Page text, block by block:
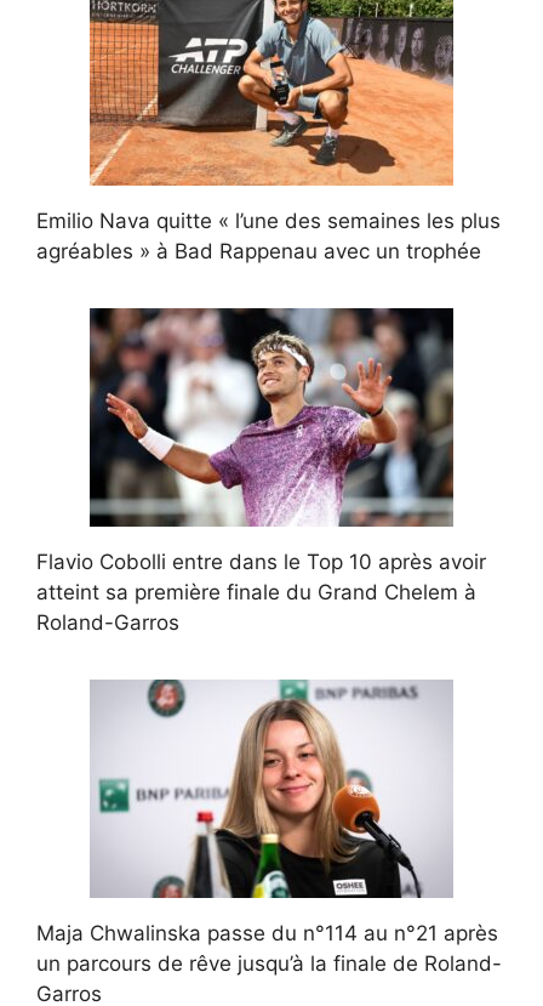
Emilio Nava quitte « l’une des semaines les plus
agréables » à Bad Rappenau avec un trophée
Flavio Cobolli entre dans le Top 10 après avoir
atteint sa première finale du Grand Chelem à
Roland-Garros
Maja Chwalinska passe du n°114 au n°21 après
un parcours de rêve jusqu’à la finale de Roland-
Garros